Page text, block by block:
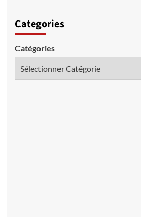
Categories
Catégories